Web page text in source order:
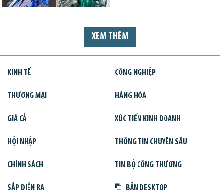
XEM THÊM
KINH TẾ CÔNG NGHIỆP
THƯƠNG MẠI HÀNG HÓA
GIÁ CẢ XÚC TIẾN KINH DOANH
HỘI NHẬP THÔNG TIN CHUYÊN SÂU
CHÍNH SÁCH TIN BỘ CÔNG THƯƠNG
SẮP DIỄN RA BẢN DESKTOP